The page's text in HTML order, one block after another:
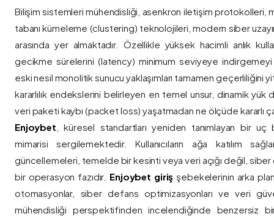
Bilişim sistemleri mühendisliği, asenkron iletişim protokolleri,
tabanı kümeleme (clustering) teknolojileri, modern siber
arasında yer almaktadır. Özellikle yüksek hacimli anlık
gecikme sürelerini (latency) minimum seviyeye
eski nesil monolitik sunucu yaklaşımları tamamen geçerliliğini
kararlılık endekslerini belirleyen en temel unsur, dinamik yük
veri paketi kaybı (packet loss) yaşatmadan ne ölçüde kararlı
Enjoybet , küresel standartları yeniden tanımlayan bir
mimarisi sergilemektedir. Kullanıcıların ağa katılım
güncellemeleri, temelde bir kesinti veya veri açığı değil, siber
bir operasyon fazıdır. Enjoybet giriş şebekelerinin arka
otomasyonlar, siber defans optimizasyonları ve veri
mühendisliği perspektifinden incelendiğinde benzersiz